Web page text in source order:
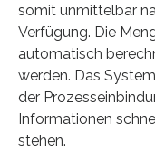
somit unmittelbar
Verfügung. Die
automatisch
werden. Das
der
Informationen
stehen.